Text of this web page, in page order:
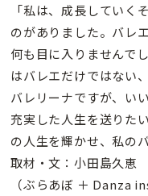
「私は、成長していく
のがありました。バレ
何も目に入りませんで
はバレエだけではない
バレリーナですが、い
充実した人生を送りた
の人生を輝かせ、私の
取材・文：小田島久恵
（ぶらあぼ ＋ Danza